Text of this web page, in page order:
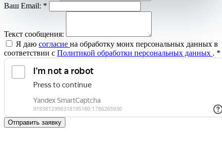
Ваш Email: *
Текст сообщения:
Я даю согласие на обработку моих персональных данных в
соответствии с Политикой обработки персональных данных . *
Отправить заявку